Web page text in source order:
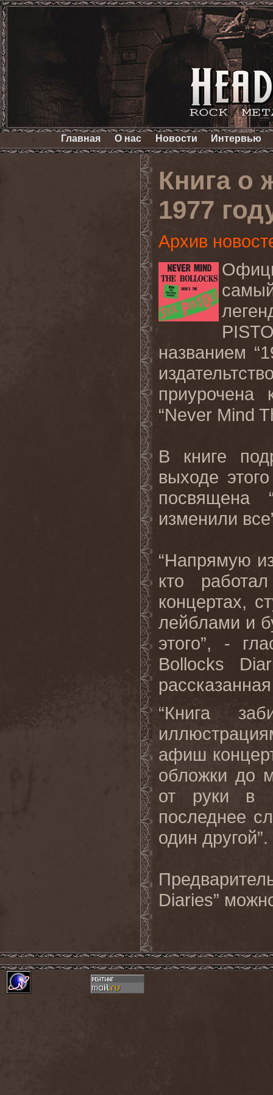
Главная О нас Новости Интервью
Книга о
1977
Архив
названием
приурочена
“Never Mind
В книге
выходе
посвящена
изменили
“Напрямую
кто
концертах,
лейблами и
этого”, -
Bollocks
“Книга
афиш
обложки до
от руки в
последнее
один другой”.
Diaries”